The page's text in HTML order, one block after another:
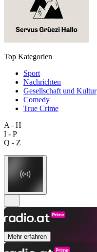
Top Kategorien
Sport
Nachrichten
Gesellschaft und Kultur
Comedy
True Crime
A - H
I - P
Q - Z
Mehr erfahren